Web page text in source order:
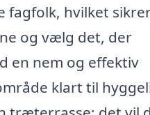
hvilket
og vælg det, der
en nem og effektiv
klart til